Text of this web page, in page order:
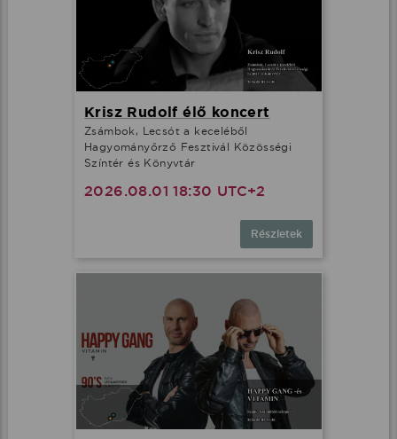
Krisz Rudolf élő koncert
Zsámbok, Lecsót a keceléből
Hagyományőrző Fesztivál Közösségi
Színtér és Könyvtár
2026.08.01 18:30 UTC+2
Részletek